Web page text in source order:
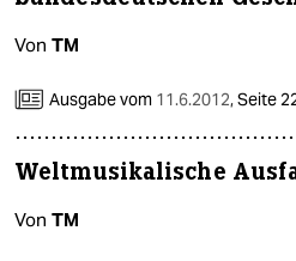
Von TM
Ausgabe vom 11.6.2012,Seite
Weltmusikalische
Von TM